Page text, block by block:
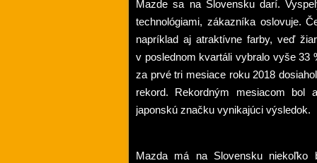
Mazde sa na Slovensku darí.
technológiami, zákazníka oslovuje.
napríklad aj atraktívne farby, veď
v poslednom kvartáli vybralo vyše 33
za prvé tri mesiace roku 2018
rekord. Rekordným mesiacom bol
japonskú značku vynikajúci výsledok.
Mazda má na Slovensku niekoľko